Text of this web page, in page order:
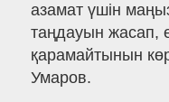
азамат үшін
таңдауын жасап,
қарамайтынын
Умаров.